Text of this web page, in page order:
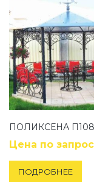
ПОЛИКСЕНА П108
Цена по
ПОДРОБНЕЕ